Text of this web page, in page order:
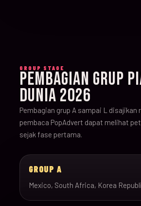
GROUP STAGE
PEMBAGIAN GRUP
DUNIA 2026
Pembagian grup A sampai L disajikan
pembaca PopAdvert dapat melihat
sejak fase pertama.
GROUP A
Mexico, South Africa, Korea